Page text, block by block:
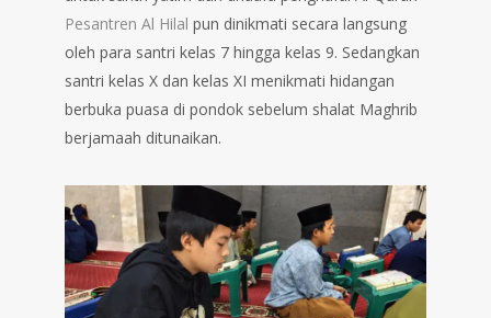
Pesantren Al Hilal pun dinikmati secara langsung
oleh para santri kelas 7 hingga kelas 9. Sedangkan
santri kelas X dan kelas XI menikmati hidangan
berbuka puasa di pondok sebelum shalat Maghrib
berjamaah ditunaikan.